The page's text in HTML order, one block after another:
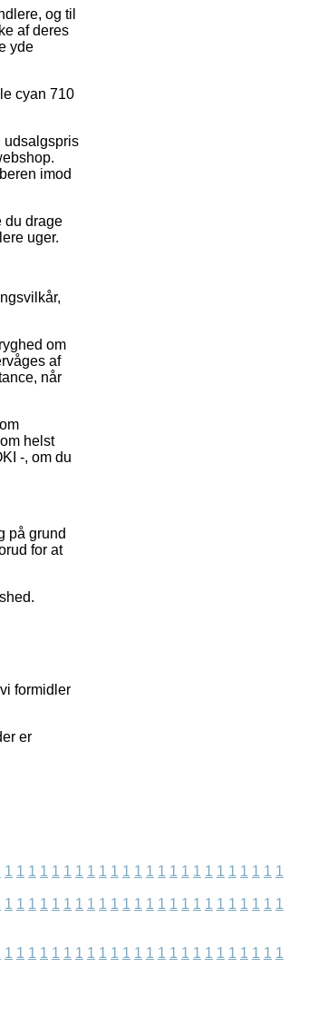
og til
af deres
yde
cyan 710
udsalgspris
imod
du drage
uger.
om
af
når
helst
-, om du
på grund
for at
formidler
er
1 1 1 1 1 1 1 1 1 1 1 1 1 1 1 1 1 1 1 1 1 1 1 1
1 1 1 1 1 1 1 1 1 1 1 1 1 1 1 1 1 1 1 1 1 1 1 1
1 1 1 1 1 1 1 1 1 1 1 1 1 1 1 1 1 1 1 1 1 1 1 1